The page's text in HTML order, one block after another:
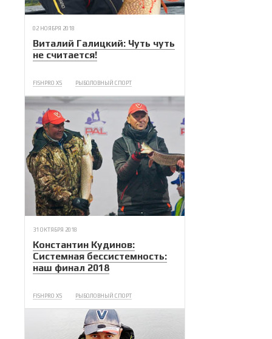
02 НОЯБРЯ 2018
Виталий Галицкий: Чуть чуть
не считается!
FISHPRO X5 РЫБОЛОВНЫЙ СПОРТ
31 ОКТЯБРЯ 2018
Константин Кудинов:
Системная бессистемность:
наш финал 2018
FISHPRO X5 РЫБОЛОВНЫЙ СПОРТ